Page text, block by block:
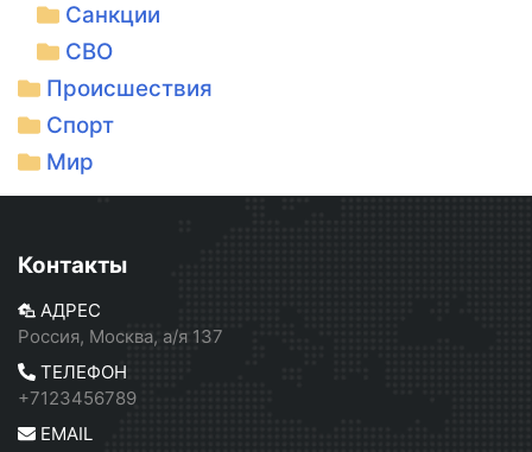
Санкции
СВО
Происшествия
Спорт
Мир
Контакты
АДРЕС
Россия, Москва, а/я 137
ТЕЛЕФОН
+7123456789
EMAIL